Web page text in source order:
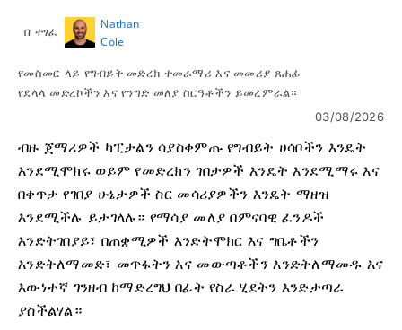
በ ተፃፈ
Nathan
Cole
የመስመር ላይ የግብይት መድረክ ተመራማሪ እና መመሪያ ጸሐፊ
የደላላ መድረኮችን እና የንግድ መለያ ስርዓቶችን ይመረምራል።
03/08/2026
ብዙ ጀማሪዎች ካፒታልን ሳያስቀምጡ የግብይት ሀሳቦችን እንዴት
እንደሚሞክሩ ወይም የመድረክን ገበታዎች እንዴት እንደሚማሩ እና
በቀጥታ የገበያ ሁኔታዎች ስር መሳሪያዎችን እንዴት ማዘዝ
እንደሚችሉ ይታገላሉ። የማሳያ መለያ በምናባዊ ፈንዶች
እንድትገበያይ፣ በጠቋሚዎች እንድትሞክር እና ግቤቶችን
እንድትለማመድ፣ መጥፋትን እና መውጣቶችን እንድትለማመዱ እና
እውነተኛ ገንዘብ ከማድረግህ በፊት የስራ ሂደትን እንድታጣራ
ያስችልሃል።